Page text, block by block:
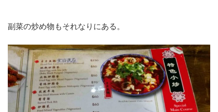
副菜の炒め物もそれなりにある。